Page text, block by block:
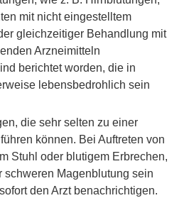
mit nicht eingestelltem
gleichzeitiger Behandlung mit
Arzneimitteln
berichtet worden, die in
lebensbedrohlich sein
die sehr selten zu einer
können. Bei Auftreten von
Stuhl oder blutigem Erbrechen,
Magenblutung sein
den Arzt benachrichtigen.